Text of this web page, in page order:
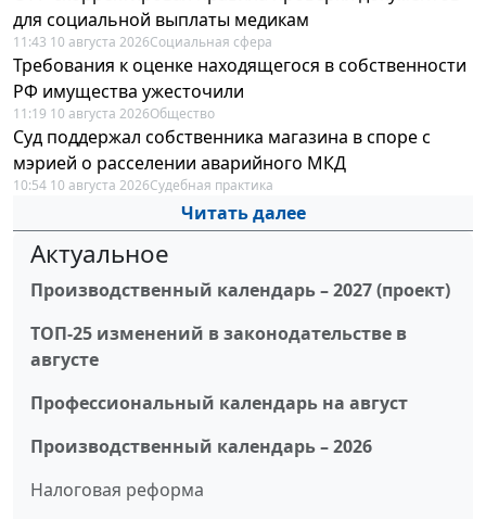
для социальной выплаты медикам
11:43 10 августа 2026Социальная сфера
Требования к оценке находящегося в собственности
РФ имущества ужесточили
11:19 10 августа 2026Общество
Суд поддержал собственника магазина в споре с
мэрией о расселении аварийного МКД
10:54 10 августа 2026Судебная практика
Читать далее
Актуальное
Производственный календарь – 2027 (проект)
ТОП-25 изменений в законодательстве в
августе
Профессиональный календарь на август
Производственный календарь – 2026
Налоговая реформа